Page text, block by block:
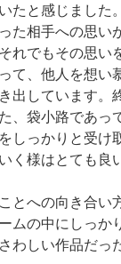
たと感じました。
た相手への思い
れでもその思い
て、他人を想い
出しています。
、袋小路であっ
しっかりと受け
く様はとても良
とへの向き合い
ムの中にしっか
わしい作品だっ